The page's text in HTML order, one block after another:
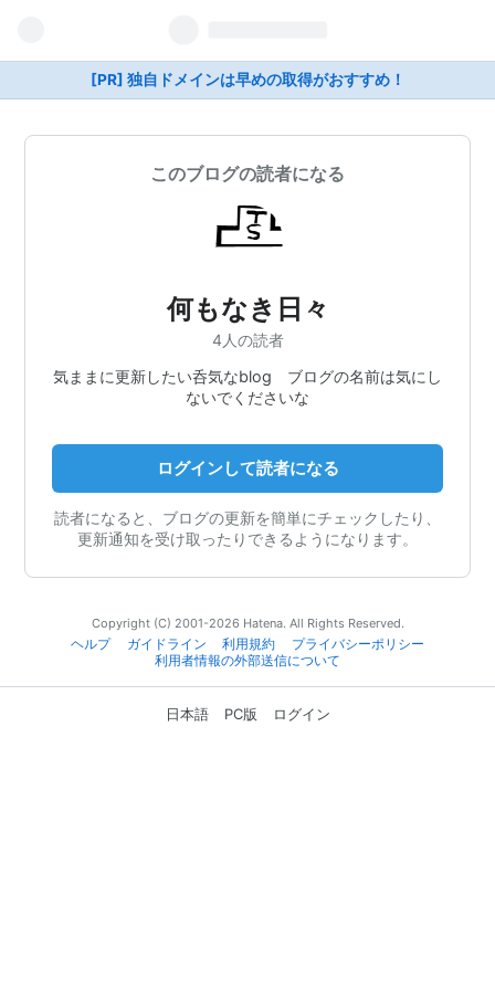
[PR] 独自ドメインは早めの取得がおすすめ！
このブログの読者になる
何もなき日々
4人の読者
気ままに更新したい呑気なblog ブログの名前は気にし
ないでくださいな
ログインして読者になる
読者になると、ブログの更新を簡単にチェックしたり、
更新通知を受け取ったりできるようになります。
Copyright (C) 2001-2026 Hatena. All Rights Reserved.
ヘルプ
ガイドライン 利用規約
プライバシーポリシー
利用者情報の外部送信について
日本語 PC版 ログイン